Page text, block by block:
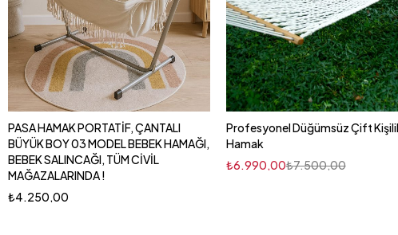
PASA HAMAK PORTATİF, ÇANTALI
BÜYÜK BOY 03 MODEL BEBEK HAMAĞI,
BEBEK SALINCAĞI, TÜM CİVİL
MAĞAZALARINDA !
₺4.250,00
Profesyonel Düğümsüz Çift
Hamak
₺7.500,00
₺6.990,00